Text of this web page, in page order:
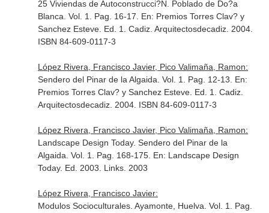
25 Viviendas de Autoconstrucci?N. Poblado de Do?a
Blanca. Vol. 1. Pag. 16-17. En: Premios Torres Clav? y
Sanchez Esteve. Ed. 1. Cadiz. Arquitectosdecadiz. 2004.
ISBN 84-609-0117-3
López Rivera, Francisco Javier, Pico Valimaña, Ramon:
Sendero del Pinar de la Algaida. Vol. 1. Pag. 12-13. En:
Premios Torres Clav? y Sanchez Esteve. Ed. 1. Cadiz.
Arquitectosdecadiz. 2004. ISBN 84-609-0117-3
López Rivera, Francisco Javier, Pico Valimaña, Ramon:
Landscape Design Today. Sendero del Pinar de la
Algaida. Vol. 1. Pag. 168-175. En: Landscape Design
Today. Ed. 2003. Links. 2003
López Rivera, Francisco Javier:
Modulos Socioculturales. Ayamonte, Huelva. Vol. 1. Pag.